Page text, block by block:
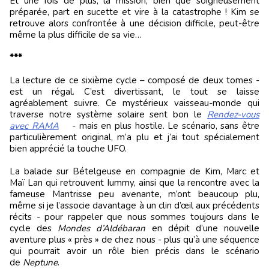
préparée, part en sucette et vire à la catastrophe ! Kim se
retrouve alors confrontée à une décision difficile, peut-être
même la plus difficile de sa vie…
***
La lecture de ce sixième cycle – composé de deux tomes -
est un régal. C’est divertissant, le tout se laisse
agréablement suivre. Ce mystérieux vaisseau-monde qui
traverse notre système solaire sent bon le Rendez-vous
avec RAMA- mais en plus hostile. Le scénario, sans être
particulièrement original, m’a plu et j’ai tout spécialement
bien apprécié la touche UFO.
La balade sur Bételgeuse en compagnie de Kim, Marc et
Maï Lan qui retrouvent Iummy, ainsi que la rencontre avec la
fameuse Mantrisse peu avenante, m’ont beaucoup plu,
même si je l’associe davantage à un clin d’œil aux précédents
récits - pour rappeler que nous sommes toujours dans le
cycle des Mondes d’Aldébaran en dépit d’une nouvelle
aventure plus « près » de chez nous - plus qu’à une séquence
qui pourrait avoir un rôle bien précis dans le scénario
de Neptune.